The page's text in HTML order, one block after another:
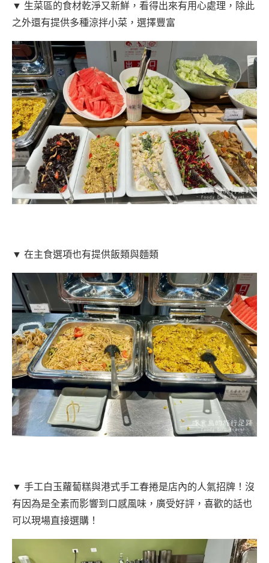
▼ 生菜區的食材乾淨又新鮮，看得出來有用心處理，除此
之外還有提供多種涼拌小菜，選擇豐富
▼ 在主食選項也有提供飯類與麵類
▼ 手工白玉蘿蔔糕與港式手工春捲是店內的人氣招牌！沒
有因為是全素而影響到口感風味，廣受好評，喜歡的話也
可以現場直接選購！